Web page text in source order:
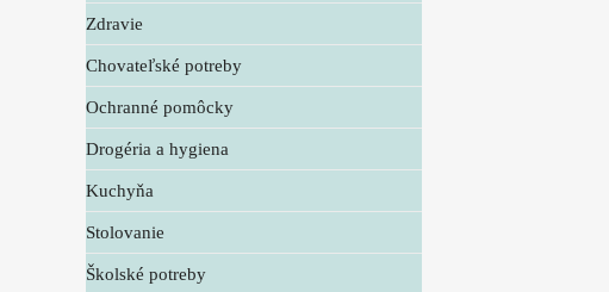
Zdravie
Chovateľské potreby
Ochranné pomôcky
Drogéria a hygiena
Kuchyňa
Stolovanie
Školské potreby